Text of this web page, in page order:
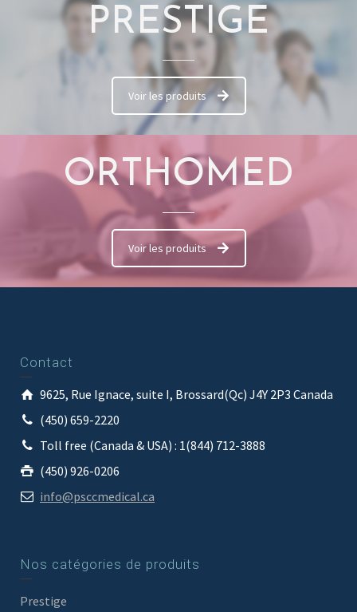
PRESTIGE
Voir les produits
ORTHOMED
Voir les produits
Contact
9625, Rue Ignace, suite I, Brossard(Qc) J4Y 2P3 Canada
(450) 659-2220
Toll free (Canada & USA) : 1(844) 712-3888
(450) 926-0206
info@psccmedical.ca
Nos catégories de produits
Prestige